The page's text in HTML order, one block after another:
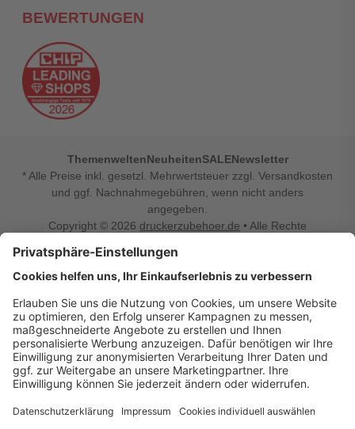
BEWERTUNGEN
ThemenweltenNeuheitenSALENewsletter
* Alle Preise inkl. gesetzl. Mehrwertsteuer zzgl. Versandkosten
und ggf. Nachnahmegebühren, wenn nicht anders
angegeben.
Copyright © 2026 druckerzubehoer.de • Alle Rechte
Vertrag widerrufen
Druckerzubehoer.de – preiswerte Qualität für Ihr Office
Sie sind auf der Suche nach dem passenden Druckerzubehör
oder Zubehör für das Büro, den Computer oder Ihr
Smartphone? Dann sind Sie bei Druckerzubehoer.de genau
richtig! Unser breites Sortiment bietet unter anderem Tinte
und Toner für alle gängigen Druckermodelle – großer sowie
kleiner Hersteller. Zugleich sind wir Ihr Online Fachhandel für
einrichten, die Werkstatt ausstatten oder den Alltag mit